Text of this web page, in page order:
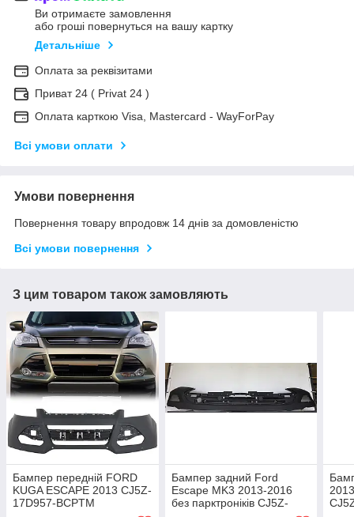
Ви отримаєте замовлення
або гроші повернуться на вашу картку
Детальніше
Оплата за реквізитами
Приват 24 ( Privat 24 )
Оплата карткою Visa, Mastercard - WayForPay
Всі умови оплати
Умови повернення
Повернення товару впродовж 14 днів за домовленістю
Всі умови повернення
З цим товаром також замовляють
Бампер передній FORD
KUGA ESCAPE 2013 CJ5Z-
17D957-BCPTM
Бампер задний Ford
Escape MK3 2013-2016
без парктроніків CJ5Z-